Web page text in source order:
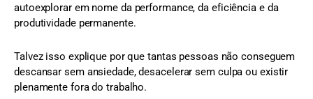
autoexplorar em nome da performance, da eficiência e da
produtividade permanente.
Talvez isso explique por que tantas pessoas não conseguem
descansar sem ansiedade, desacelerar sem culpa ou existir
plenamente fora do trabalho.